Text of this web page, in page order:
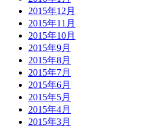
2015年12月
2015年11月
2015年10月
2015年9月
2015年8月
2015年7月
2015年6月
2015年5月
2015年4月
2015年3月